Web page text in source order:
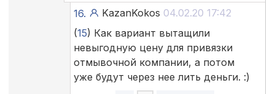
16. KazanKokos 04.02.20 17:42
(15) Как вариант вытащили
невыгодную цену для привязки
отмывочной компании, а потом
уже будут через нее лить деньги. :)